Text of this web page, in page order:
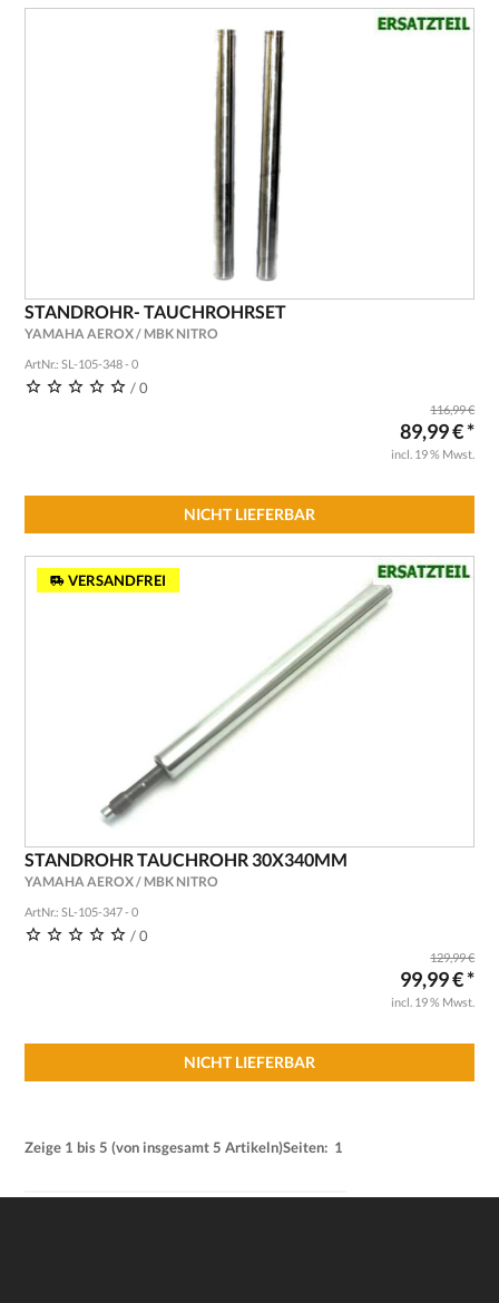
STANDROHR- TAUCHROHRSET
YAMAHA AEROX / MBK NITRO
ArtNr.: SL-105-348 - 0
/ 0
116,99 €
89,99 € *
incl. 19 % Mwst.
NICHT LIEFERBAR
VERSANDFREI
STANDROHR TAUCHROHR 30X340MM
YAMAHA AEROX / MBK NITRO
ArtNr.: SL-105-347 - 0
/ 0
129,99 €
99,99 € *
incl. 19 % Mwst.
NICHT LIEFERBAR
Zeige 1 bis5 (von insgesamt5 Artikeln)Seiten: 1